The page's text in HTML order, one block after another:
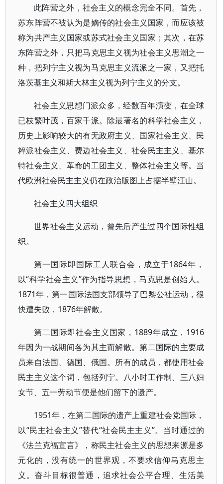
此阵营之外，社会主义的概念完全不同。首先，
苏东阵营不被认为是嫡传的社会主义国家，而应该被
称为共产主义国家或苏式社会主义国家；其次，在苏
东阵营之外，只把马克思主义视为社会主义思潮之一
种，把列宁主义视为马克思主义流派之一家，又把托
洛茨基主义和斯大林主义视为列宁主义的分支。
社会主义思想门派众多，经数百年演变，在全球
已枝繁叶茂，百家千派。除最著名的科学社会主义，
历史上影响较大的有无政府主义、国家社会主义、民
粹派社会主义、费边社会主义、社会民主主义、基尔
特社会主义、革命的工团主义、整体社会主义等。当
代欧洲社会民主主义仍在政治版图上占据半壁江山。
社会主义四大组织
世界社会主义运动，曾先后产生过四个国际性组
织。
第一国际即国际工人联合会，成立于1864年，
以“科学社会主义”作为指导思想，马克思是创始人。
1871年，第一国际法国支部领导了巴黎公社运动，很
快遭失败，1876年解散。
第二国际即社会主义国家，1889年成立，1916
年因为一战期间各为其主而解散。第二国际的主要成
员来自法国、德国、俄国。所有的成员，都使用社会
民主主义这个词，包括列宁。八小时工作制、三八妇
女节、五一劳动节便是他们留下的遗产。
1951年，在第二国际的遗产上重建社会党国际，
以“民主社会主义”替代“社会民主主义”。当时通过的
《法兰克福宣言》，称民主社会主义的思想来源是多
元化的，没有统一的世界观，不要求信仰马克思主
义。奋斗目标很普通，追求社会公平合理、生活美